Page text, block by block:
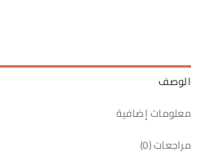
الوصف
معلومات إضافية
مراجعات (0)